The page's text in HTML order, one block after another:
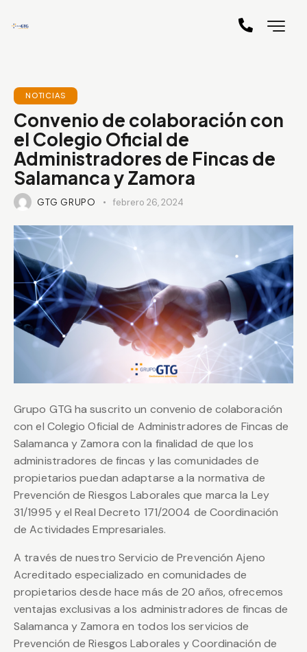
NOTICIAS
Convenio de colaboración con
el Colegio Oficial de
Administradores de Fincas de
Salamanca y Zamora
GTG GRUPO febrero 26, 2024
Grupo GTG ha suscrito un convenio de colaboración
con el Colegio Oficial de Administradores de Fincas de
Salamanca y Zamora con la finalidad de que los
administradores de fincas y las comunidades de
propietarios puedan adaptarse a la normativa de
Prevención de Riesgos Laborales que marca la Ley
31/1995 y el Real Decreto 171/2004 de Coordinación
de Actividades Empresariales.
A través de nuestro Servicio de Prevención Ajeno
Acreditado especializado en comunidades de
propietarios desde hace más de 20 años, ofrecemos
ventajas exclusivas a los administradores de fincas de
Salamanca y Zamora en todos los servicios de
Prevención de Riesgos Laborales y Coordinación de